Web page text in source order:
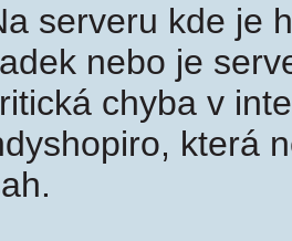
serveru kde je
nebo je
chyba v
která